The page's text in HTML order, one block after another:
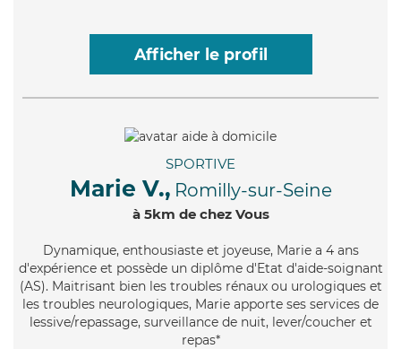
Afficher le profil
SPORTIVE
Marie V., Romilly-sur-Seine
à 5km de chez Vous
Dynamique, enthousiaste et joyeuse, Marie a 4 ans
d'expérience et possède un diplôme d'Etat d'aide-soignant
(AS). Maitrisant bien les troubles rénaux ou urologiques et
les troubles neurologiques, Marie apporte ses services de
lessive/repassage, surveillance de nuit, lever/coucher et
repas*